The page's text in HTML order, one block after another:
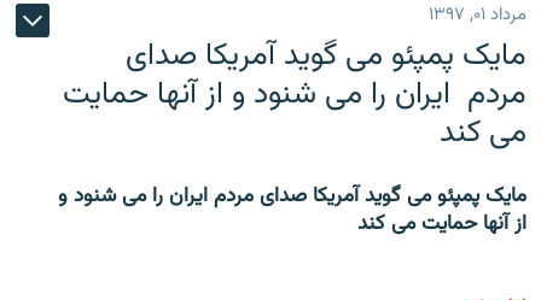
مرداد ۰۱, ۱۳۹۷
مایک پمپئو می گوید آمریکا صدای
مردم ایران را می شنود و از آنها حمایت
می کند
مایک پمپئو می گوید آمریکا صدای مردم ایران را می شنود و
از آنها حمایت می کند